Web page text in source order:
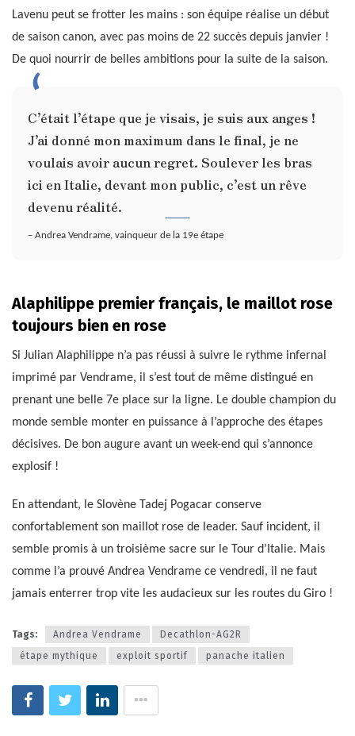
Lavenu peut se frotter les mains : son équipe réalise un début
de saison canon, avec pas moins de 22 succès depuis janvier !
De quoi nourrir de belles ambitions pour la suite de la saison.
C’était l’étape que je visais, je suis aux anges !
J’ai donné mon maximum dans le final, je ne
voulais avoir aucun regret. Soulever les bras
ici en Italie, devant mon public, c’est un rêve
devenu réalité.
– Andrea Vendrame, vainqueur de la 19e étape
Alaphilippe premier français, le maillot rose
toujours bien en rose
Si Julian Alaphilippe n’a pas réussi à suivre le rythme infernal
imprimé par Vendrame, il s’est tout de même distingué en
prenant une belle 7e place sur la ligne. Le double champion du
monde semble monter en puissance à l’approche des étapes
décisives. De bon augure avant un week-end qui s’annonce
explosif !
En attendant, le Slovène Tadej Pogacar conserve
confortablement son maillot rose de leader. Sauf incident, il
semble promis à un troisième sacre sur le Tour d’Italie. Mais
comme l’a prouvé Andrea Vendrame ce vendredi, il ne faut
jamais enterrer trop vite les audacieux sur les routes du Giro !
Tags: Andrea Vendrame
Decathlon-AG2R
étape mythique
exploit sportif panache italien